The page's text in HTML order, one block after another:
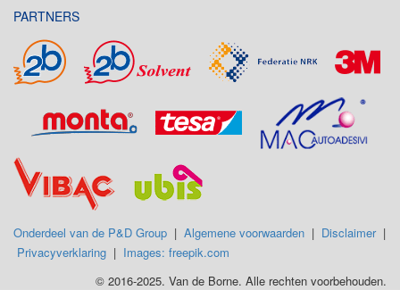
PARTNERS
Onderdeel van de P&D Group | Algemene voorwaarden | Disclaimer|
Privacyverklaring | Images: freepik.com
© 2016-2025. Van de Borne. Alle rechten voorbehouden.